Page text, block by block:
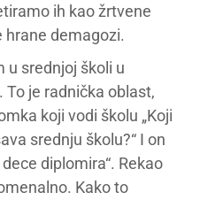
ih kao žrtvene
hrane demagozi.
u srednjoj školi u
je radnička oblast,
koji vodi školu „Koji
srednju školu?“ I on
diplomira“. Rekao
Kako to